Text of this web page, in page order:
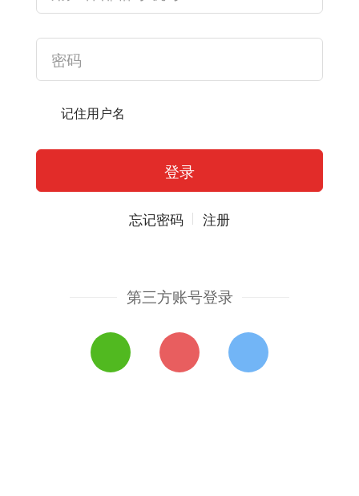
记住用户名
忘记密码 注册
第三方账号登录